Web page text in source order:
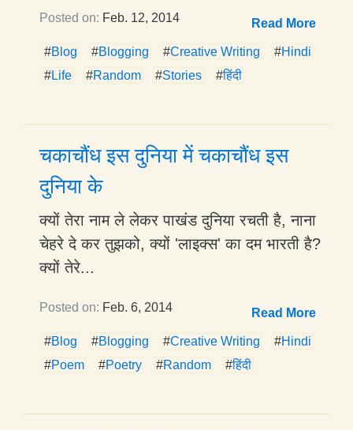
Posted on: Feb. 12, 2014 Read More
#Blog #Blogging #Creative Writing #Hindi
#Life #Random #Stories #हिंदी
चकाचौंध इस दुनिया में चकाचौंध इस
दुनिया के
क्यों तेरा नाम ले लेकर पाखंड दुनिया रचती है, नाना
चेहरे दे कर तुझको, क्यों 'लाइक्स' का दम भारती है?
क्यों तेरे...
Posted on: Feb. 6, 2014 Read More
#Blog #Blogging #Creative Writing #Hindi
#Poem #Poetry #Random #हिंदी